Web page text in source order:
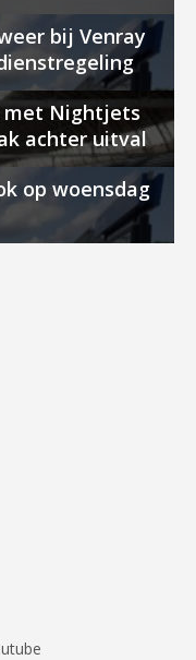
bij Venray
met Nightjets
achter uitval
op woensdag